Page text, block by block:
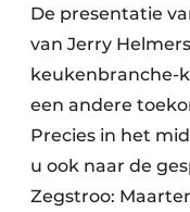
De presentatie
van Jerry
keukenbranche-
een andere
Precies in het
u ook naar de
Zegstroo: